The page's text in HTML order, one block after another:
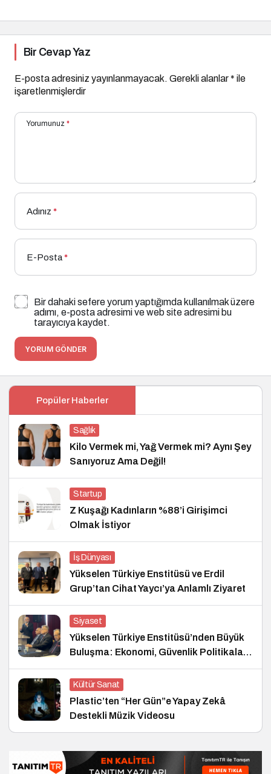
Yatırım
Bir Cevap Yaz
E-posta adresiniz yayınlanmayacak. Gerekli alanlar* ile
işaretlenmişlerdir
Yorumunuz *
Adınız *
E-Posta*
Bir dahaki sefere yorum yaptığımda kullanılmak üzere
adımı, e-posta adresimi ve web site adresimi bu
tarayıcıya kaydet.
YORUM GÖNDER
Popüler Haberler
Sağlık
Kilo Vermek mi, Yağ Vermek mi? Aynı Şey
Sanıyoruz Ama Değil!
Startup
Z Kuşağı Kadınların %88’i Girişimci
Olmak İstiyor
İş Dünyası
Yükselen Türkiye Enstitüsü ve Erdil
Grup’tan Cihat Yaycı’ya Anlamlı Ziyaret
Siyaset
Yükselen Türkiye Enstitüsü’nden Büyük
Buluşma: Ekonomi, Güvenlik Politikaları
ve Hukuk Konferansı
Kültür Sanat
Plastic’ten “Her Gün”e Yapay Zekâ
Destekli Müzik Videosu